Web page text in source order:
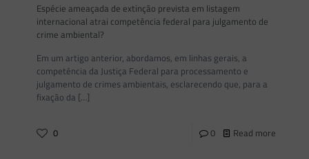
Espécie ameaçada de extinção prevista em listagem
internacional atrai competência federal para julgamento de
crime ambiental?
Em um artigo anterior, abordamos, em linhas gerais, a
competência da Justiça Federal para processamento e
julgamento de crimes ambientais, esclarecendo que, para a
fixação da […]
0 0 Read more